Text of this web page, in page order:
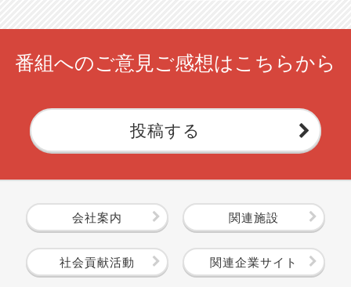
番組へのご意見ご感想はこちらから
投稿する
会社案内 関連施設
社会貢献活動 関連企業サイト